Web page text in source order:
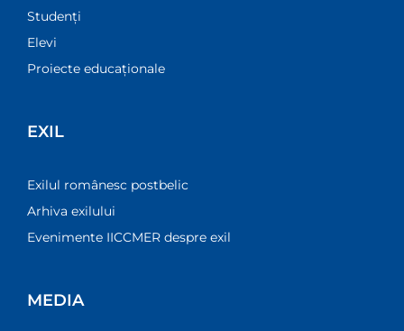
Studenți
Elevi
Proiecte educaționale
EXIL
Exilul românesc postbelic
Arhiva exilului
Evenimente IICCMER despre exil
MEDIA